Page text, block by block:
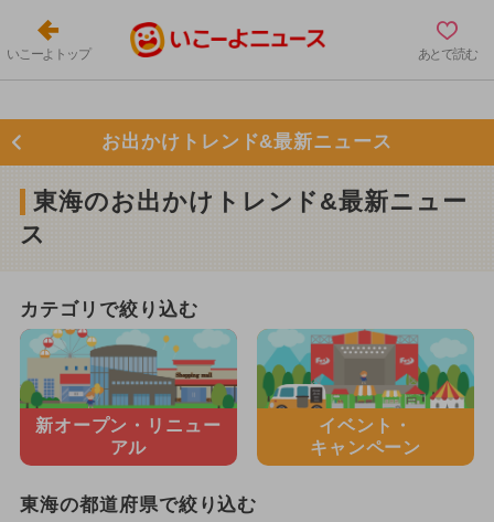
いこーよトップ あとで読む
お出かけトレンド&最新ニュース
東海のお出かけトレンド&最新ニュー
ス
カテゴリで絞り込む
新オープン・ リニュー
アル
イベント・
キャンペーン
東海の都道府県で絞り込む